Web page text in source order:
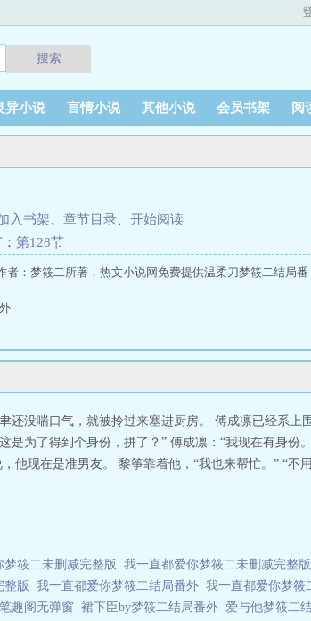
搜索
异小说 言情小说 其他小说 会员书架 阅
入书架 章节目录
开始阅读
第128节
者：梦筱二所著，热文小说网免费提供温柔刀梦筱二结局番
还没喘口气，就被拎过来塞进厨房。 傅成凛已经系上
为了得到个身份，拼了？” 傅成凛：“我现在有身份
他现在是准男友。 黎筝靠着他，“我也来帮忙。” “不
梦筱二未删减完整版 我一直都爱你梦筱二未删减完整版
整版 我一直都爱你梦筱二结局番外 我一直都爱你梦筱
趣阁无弹窗 裙下臣by梦筱二结局番外 爱与他梦筱二